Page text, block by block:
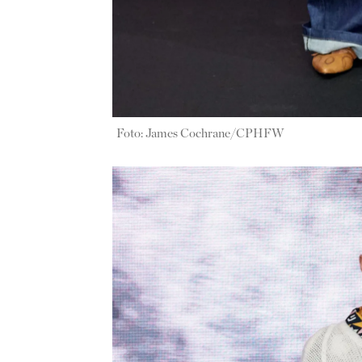
Foto: James Cochrane/CPHFW